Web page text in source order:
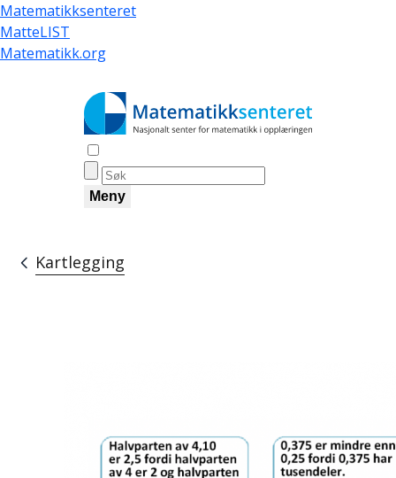
Hopp
til
hovedinnhold
Matematikksenteret
MatteLIST
Matematikk.org
Meny
Navigasjonssti
Kartlegging